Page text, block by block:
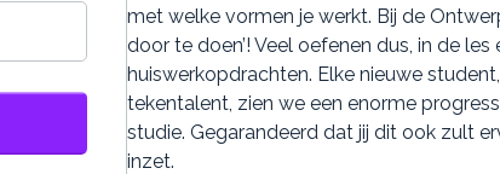
verder als u nog meer informatie wenst.
met welke vormen je werkt. Bij de
door te doen’! Veel oefenen dus, in de les
huiswerkopdrachten. Elke nieuwe
tekentalent, zien we een enorme
studie. Gegarandeerd dat jij dit ook zult
inzet.